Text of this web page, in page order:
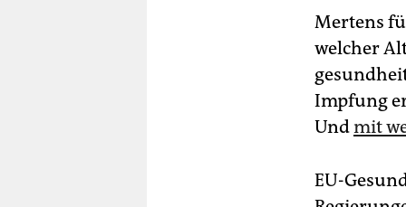
Mertens
welcher
Impfung
Undmit
EU-